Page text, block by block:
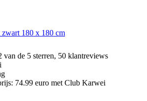
zwart 180 x 180 cm
van de 5 sterren, 50 klantreviews
74.99 euro met Club Karwei